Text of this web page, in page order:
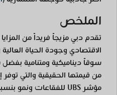
الملخص
تقدم دبي مزيجاً فريداً من المزايا
الاقتصادي وجودة الحياة
سوقاً ديناميكية ومتنامية
من قيمتها الحقيقية والتي